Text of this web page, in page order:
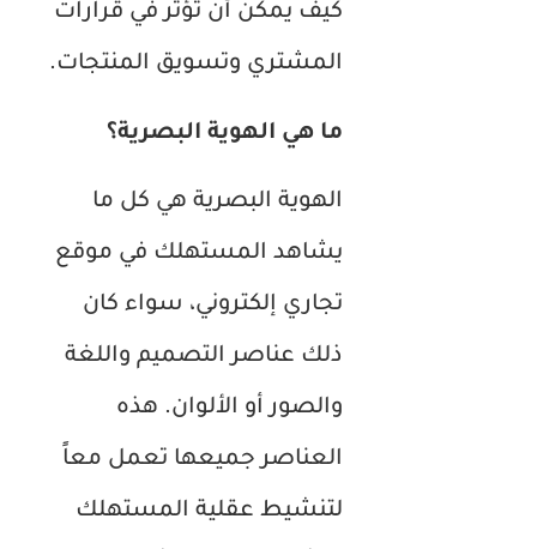
كيف يمكن أن تؤثر في قرارات
المشتري وتسويق المنتجات.
ما هي الهوية البصرية؟
الهوية البصرية هي كل ما
يشاهد المستهلك في موقع
تجاري إلكتروني، سواء كان
ذلك عناصر التصميم واللغة
والصور أو الألوان. هذه
العناصر جميعها تعمل معاً
لتنشيط عقلية المستهلك